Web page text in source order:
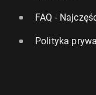
FAQ -
Polityka